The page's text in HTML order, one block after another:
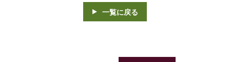
一覧に戻る